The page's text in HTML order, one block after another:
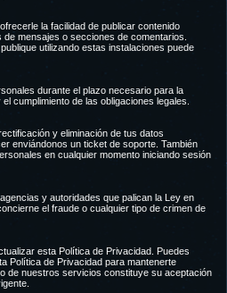
la facilidad de publicar contenido
mensajes o secciones de comentarios.
utilizando estas instalaciones puede
durante el plazo necesario para la
cumplimiento de las obligaciones legales.
y eliminación de tus datos
enviándonos un ticket de soporte. También
en cualquier momento iniciando sesión
y autoridades que palican la Ley en
el fraude o cualquier tipo de crimen de
esta Política de Privacidad. Puedes
Política de Privacidad para mantenerte
de nuestros servicios constituye su aceptación